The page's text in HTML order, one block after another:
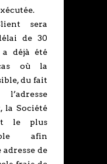
sera
de 30
déjà été
où la
du fait
la Société
le plus
afin
de